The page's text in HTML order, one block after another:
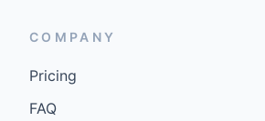
COMPANY
Pricing
FAQ